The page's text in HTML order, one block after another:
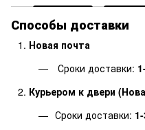
Способы доставки
Новая почта
Сроки доставки:
Курьером к двери
Сроки доставки: